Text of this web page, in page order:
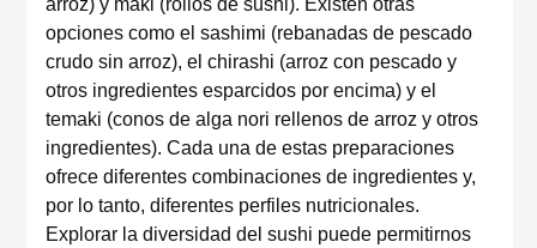
arroz) y maki (rollos de sushi). Existen otras
opciones como el sashimi (rebanadas de pescado
crudo sin arroz), el chirashi (arroz con pescado y
otros ingredientes esparcidos por encima) y el
temaki (conos de alga nori rellenos de arroz y otros
ingredientes). Cada una de estas preparaciones
ofrece diferentes combinaciones de ingredientes y,
por lo tanto, diferentes perfiles nutricionales.
Explorar la diversidad del sushi puede permitirnos